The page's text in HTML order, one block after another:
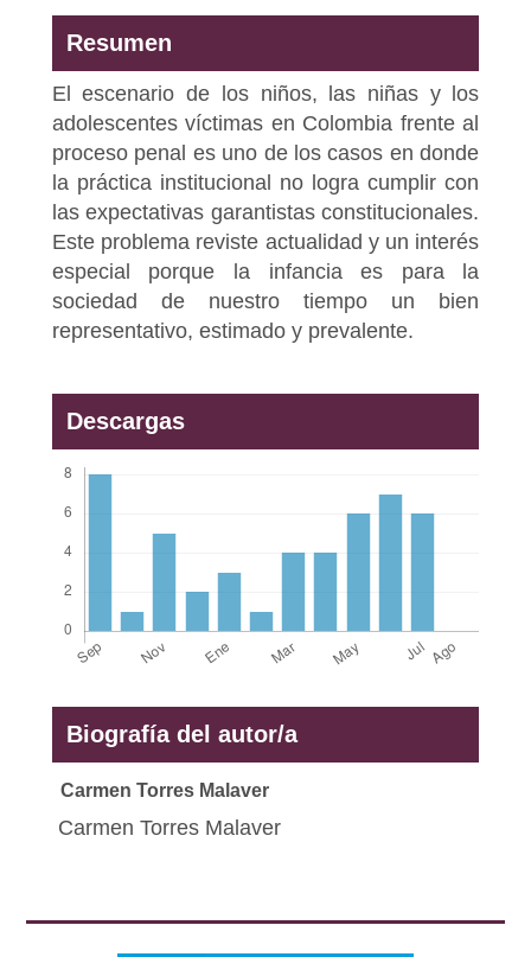
Resumen
El escenario de los niños, las niñas y los
adolescentes víctimas en Colombia frente al
proceso penal es uno de los casos en donde
la práctica institucional no logra cumplir con
las expectativas garantistas constitucionales.
Este problema reviste actualidad y un interés
especial porque la infancia es para la
sociedad de nuestro tiempo un bien
representativo, estimado y prevalente.
Descargas
Biografía del autor/a
Carmen Torres Malaver
Carmen Torres Malaver